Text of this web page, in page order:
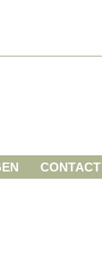
CONTACT